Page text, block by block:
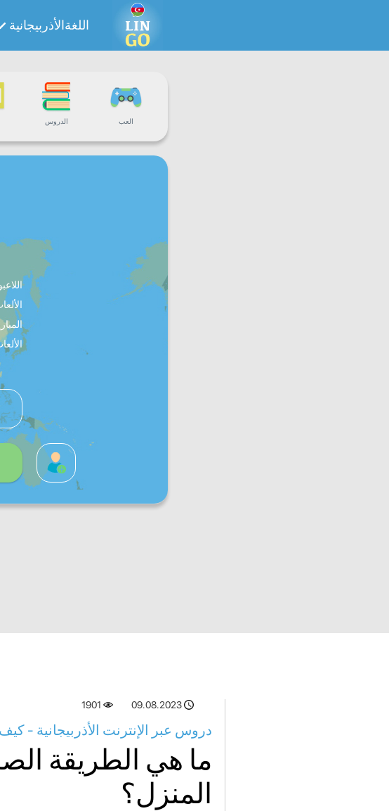
اللغةالأذربيجانية
العب الدروس
09.08.2023
1901
دروس عبر الإنترنت الأذربيجانية -
ما هي الطريقة
المنزل؟